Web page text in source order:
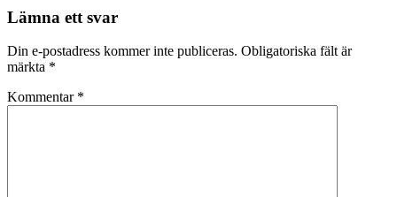
Lämna ett svar
Din e-postadress kommer inte publiceras. Obligatoriska fält är
märkta *
Kommentar *